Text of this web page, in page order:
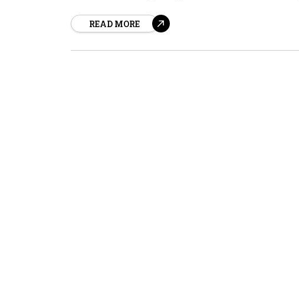
READ MORE